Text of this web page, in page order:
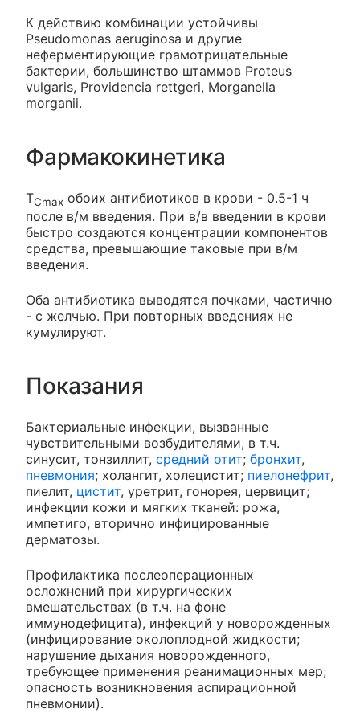
К действию комбинации устойчивы
Pseudomonas aeruginosa и другие
неферментирующие грамотрицательные
бактерии, большинство штаммов Proteus
vulgaris, Providencia rettgeri, Morganella
morganii.
Фармакокинетика
TCmax обоих антибиотиков в крови - 0.5-1 ч
после в/м введения. При в/в введении в крови
быстро создаются концентрации компонентов
средства, превышающие таковые при в/м
введения.
Оба антибиотика выводятся почками, частично
- с желчью. При повторных введениях не
кумулируют.
Показания
Бактериальные инфекции, вызванные
чувствительными возбудителями, в т.ч.
синусит, тонзиллит, средний отит; бронхит,
пневмония; холангит, холецистит; пиелонефрит,
пиелит, цистит, уретрит, гонорея, цервицит;
инфекции кожи и мягких тканей: рожа,
импетиго, вторично инфицированные
дерматозы.
Профилактика послеоперационных
осложнений при хирургических
вмешательствах (в т.ч. на фоне
иммунодефицита), инфекций у новорожденных
(инфицирование околоплодной жидкости;
нарушение дыхания новорожденного,
требующее применения реанимационных мер;
опасность возникновения аспирационной
пневмонии).